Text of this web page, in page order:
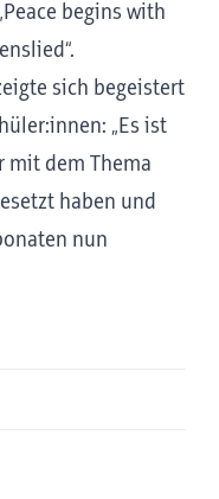
begins with
sich begeistert
„Es ist
mit dem Thema
haben und
nun